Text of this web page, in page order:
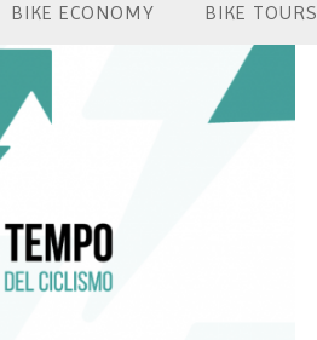
BIKE ECONOMY BIKE TOURS